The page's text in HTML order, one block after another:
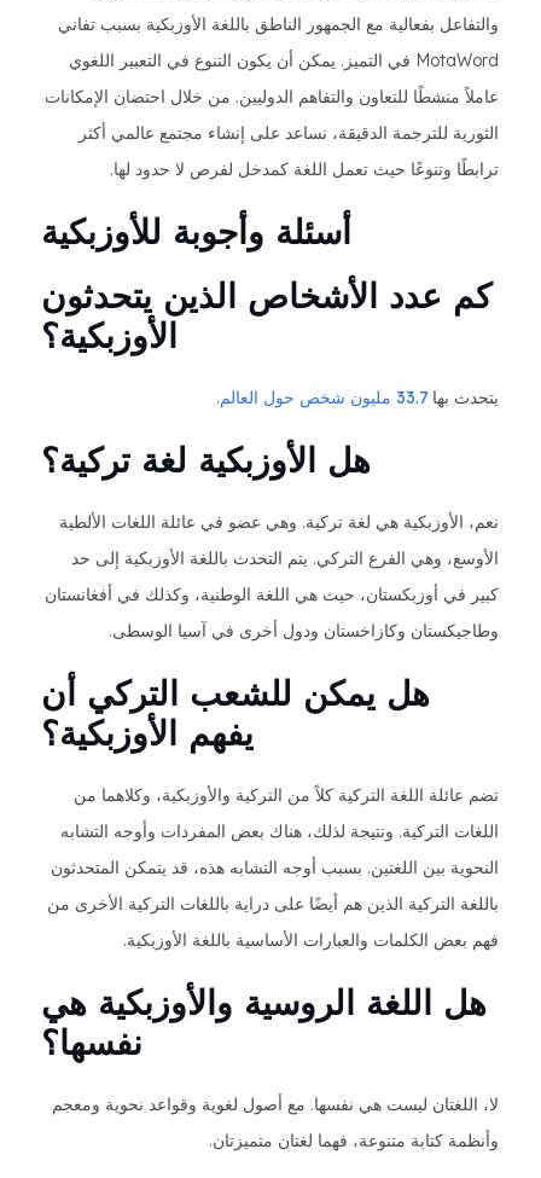
والتفاعل بفعالية مع الجمهور الناطق باللغة الأوزبكية بسبب تفاني
MotaWord في التميز. يمكن أن يكون التنوع في التعبير اللغوي
عاملاً منشطًا للتعاون والتفاهم الدوليين. من خلال احتضان الإمكانات
الثورية للترجمة الدقيقة، نساعد على إنشاء مجتمع عالمي أكثر
ترابطًا وتنوعًا حيث تعمل اللغة كمدخل لفرص لا حدود لها.
أسئلة وأجوبة للأوزبكية
كم عدد الأشخاص الذين يتحدثون
الأوزبكية؟
يتحدث بها 33.7 مليون شخص حول العالم .
هل الأوزبكية لغة تركية؟
نعم، الأوزبكية هي لغة تركية. وهي عضو في عائلة اللغات الألطية
الأوسع، وهي الفرع التركي. يتم التحدث باللغة الأوزبكية إلى حد
كبير في أوزبكستان، حيث هي اللغة الوطنية، وكذلك في أفغانستان
وطاجيكستان وكازاخستان ودول أخرى في آسيا الوسطى.
هل يمكن للشعب التركي أن
يفهم الأوزبكية؟
تضم عائلة اللغة التركية كلاً من التركية والأوزبكية، وكلاهما من
اللغات التركية. ونتيجة لذلك، هناك بعض المفردات وأوجه التشابه
النحوية بين اللغتين. بسبب أوجه التشابه هذه، قد يتمكن المتحدثون
باللغة التركية الذين هم أيضًا على دراية باللغات التركية الأخرى من
فهم بعض الكلمات والعبارات الأساسية باللغة الأوزبكية.
هل اللغة الروسية والأوزبكية هي
نفسها؟
لا، اللغتان ليست هي نفسها. مع أصول لغوية وقواعد نحوية ومعجم
وأنظمة كتابة متنوعة، فهما لغتان متميزتان.